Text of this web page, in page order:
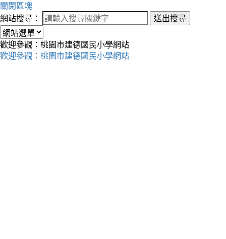
關閉區塊
網站搜尋：
送出搜尋
歡迎參觀：桃園市建德國民小學網站
歡迎參觀：桃園市建德國民小學網站